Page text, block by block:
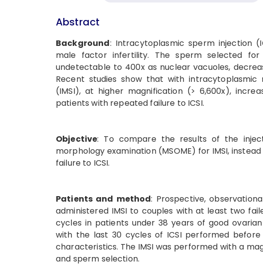
Abstract
Background: Intracytoplasmic sperm injection
male factor infertility. The sperm selected for
undetectable to 400x as nuclear vacuoles,
Recent studies show that with
(IMSI), at higher magnification (> 6,600x),
patients with repeated failure to ICSI.
Objective: To compare the results of the
morphology examination (MSOME) for IMSI,
failure to ICSI.
Patients and method: Prospective,
administered IMSI to couples with at least two
cycles in patients under 38 years of good
with the last 30 cycles of ICSI performed
characteristics. The IMSI was performed with a
and sperm selection.